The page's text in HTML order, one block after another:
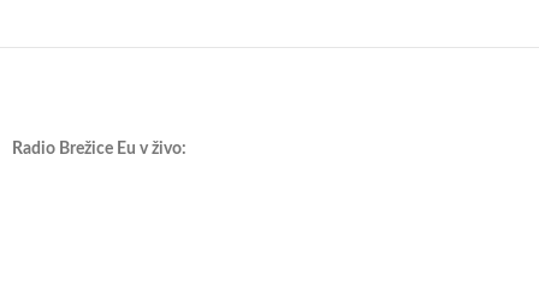
Radio Brežice Eu v živo: